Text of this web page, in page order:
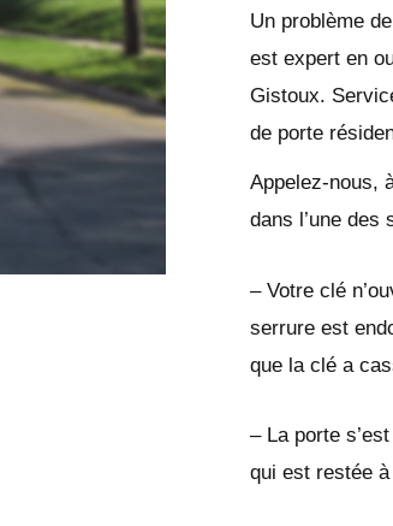
Un problème
est expert en
Gistoux.
de porte
Appelez-nous,
dans l’une des
– Votre clé
serrure est
que la clé a
– La porte
qui est restée